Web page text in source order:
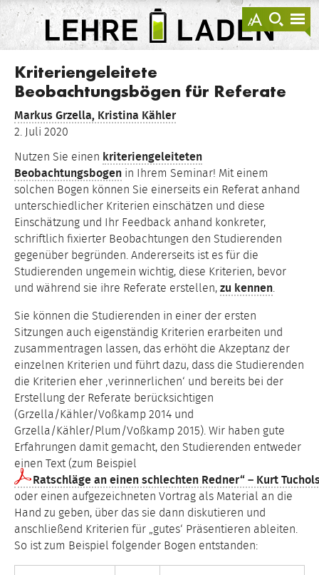
anzeigen
zur
Suche
LEHRE
Kriteriengeleitete
Beobachtungsbögen für Referate
Markus Grzella, Kristina Kähler
2. Juli 2020
Nutzen Sie einen kriteriengeleiteten
Beobachtungsbogen in Ihrem Seminar! Mit einem
solchen Bogen können Sie einerseits ein Referat anhand
unterschiedlicher Kriterien einschätzen und diese
Einschätzung und Ihr Feedback anhand konkreter,
schriftlich fixierter Beobachtungen den Studierenden
gegenüber begründen. Andererseits ist es für die
Studierenden ungemein wichtig, diese Kriterien, bevor
und während sie ihre Referate erstellen, zu kennen.
Sie können die Studierenden in einer der ersten
Sitzungen auch eigenständig Kriterien erarbeiten und
zusammentragen lassen, das erhöht die Akzeptanz der
einzelnen Kriterien und führt dazu, dass die Studierenden
die Kriterien eher ‚verinnerlichen‘ und bereits bei der
Erstellung der Referate berücksichtigen
(Grzella/Kähler/Voßkamp 2014 und
Grzella/Kähler/Plum/Voßkamp 2015). Wir haben gute
Erfahrungen damit gemacht, den Studierenden entweder
einen Text (zum Beispiel
Ratschläge an einen schlechten Redner“ – Kurt
oder einen aufgezeichneten Vortrag als Material an die
Hand zu geben, über das sie dann diskutieren und
anschließend Kriterien für „gutes‘ Präsentieren ableiten.
So ist zum Beispiel folgender Bogen entstanden: